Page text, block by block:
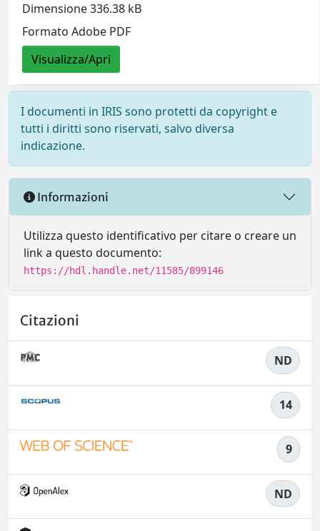
Dimensione 336.38 kB
Formato Adobe PDF
Visualizza/Apri
I documenti in IRIS sono protetti da copyright e
tutti i diritti sono riservati, salvo diversa
indicazione.
Informazioni
Utilizza questo identificativo per citare o creare un
link a questo documento:
https://hdl.handle.net/11585/899146
Citazioni
ND
14
9
ND